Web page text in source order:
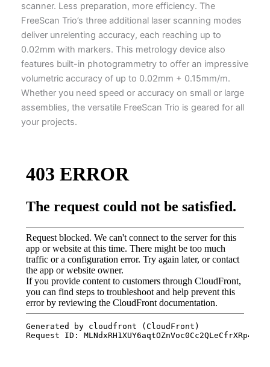
scanner. Less preparation, more efficiency. The
FreeScan Trio’s three additional laser scanning modes
deliver unrelenting accuracy, each reaching up to
0.02mm with markers. This metrology device also
features built-in photogrammetry to offer an impressive
volumetric accuracy of up to 0.02mm + 0.15mm/m.
Whether you need speed or accuracy on small or large
assemblies, the versatile FreeScan Trio is geared for all
your projects.